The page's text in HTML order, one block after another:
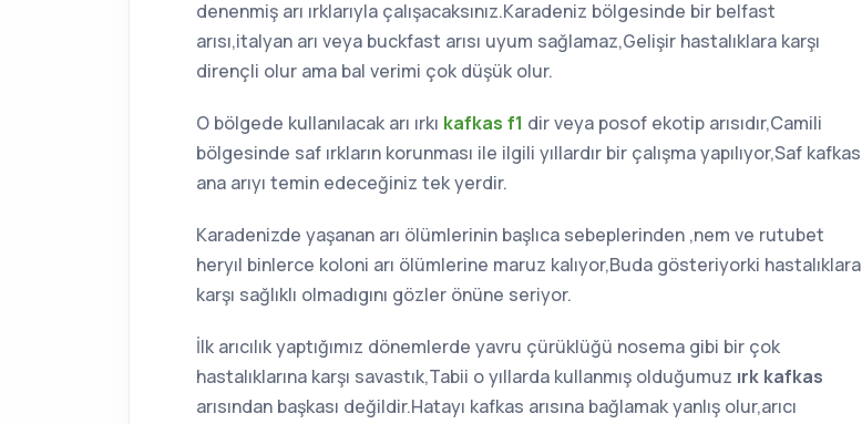
denenmiş arı ırklarıyla çalışacaksınız.Karadeniz bölgesinde bir belfast
arısı,italyan arı veya buckfast arısı uyum sağlamaz,Gelişir hastalıklara karşı
dirençli olur ama bal verimi çok düşük olur.
O bölgede kullanılacak arı ırkı kafkas f1 dir veya posof ekotip arısıdır,Camili
bölgesinde saf ırkların korunması ile ilgili yıllardır bir çalışma yapılıyor,Saf kafkas
ana arıyı temin edeceğiniz tek yerdir.
Karadenizde yaşanan arı ölümlerinin başlıca sebeplerinden ,nem ve rutubet
heryıl binlerce koloni arı ölümlerine maruz kalıyor,Buda gösteriyorki hastalıklara
karşı sağlıklı olmadıgını gözler önüne seriyor.
İlk arıcılık yaptığımız dönemlerde yavru çürüklüğü nosema gibi bir çok
hastalıklarına karşı savastık,Tabii o yıllarda kullanmış olduğumuz ırk kafkas
arısından başkası değildir.Hatayı kafkas arısına bağlamak yanlış olur,arıcı